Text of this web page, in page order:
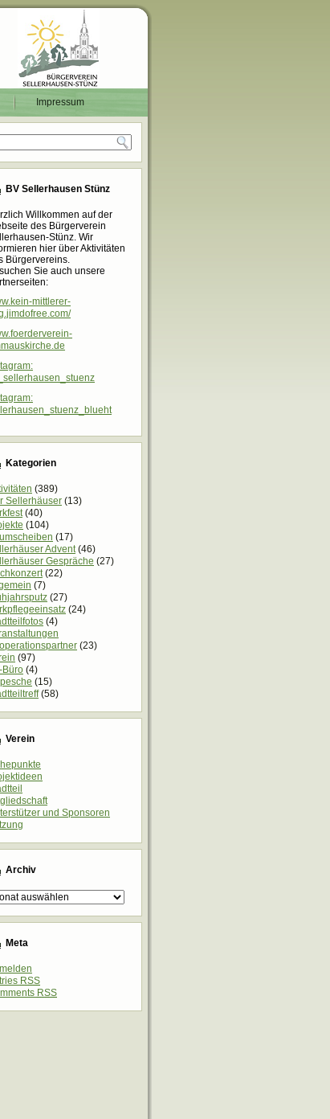
Impressum
BV Sellerhausen Stünz
Willkommen auf der
des Bürgerverein
Stünz. Wir
hier über Aktivitäten
Bürgervereins.
Sie auch unsere
mittlerer-
Kategorien
(389)
Sellerhäuser (13)
(40)
(104)
(17)
Advent(46)
Gespräche (27)
(22)
(7)
(27)
(24)
(4)
(23)
(97)
Büro (4)
(15)
(58)
Verein
und Sponsoren
Archiv
Meta
RSS
RSS